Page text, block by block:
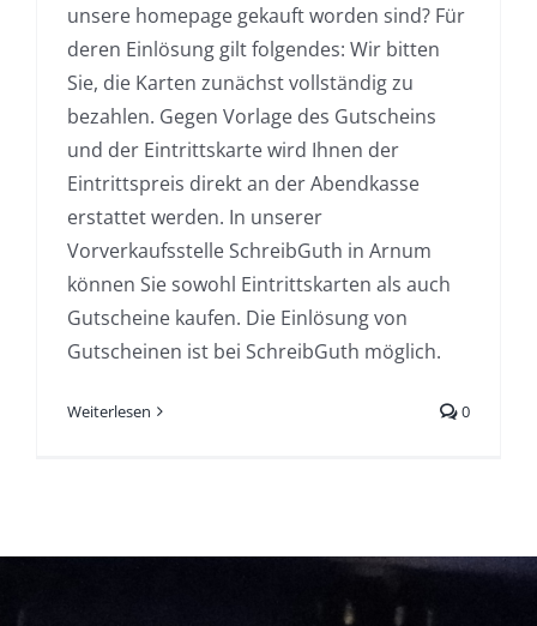
unsere homepage gekauft worden sind? Für
deren Einlösung gilt folgendes: Wir bitten
Sie, die Karten zunächst vollständig zu
bezahlen. Gegen Vorlage des Gutscheins
und der Eintrittskarte wird Ihnen der
Eintrittspreis direkt an der Abendkasse
erstattet werden. In unserer
Vorverkaufsstelle SchreibGuth in Arnum
können Sie sowohl Eintrittskarten als auch
Gutscheine kaufen. Die Einlösung von
Gutscheinen ist bei SchreibGuth möglich.
Weiterlesen 0